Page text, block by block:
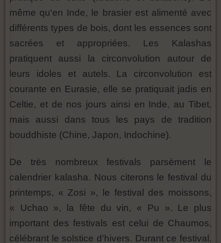
même qu'en Inde, le brasier est alimenté avec
différents types de bois, dont les essences sont
sacrées et appropriées. Les Kalashas
pratiquent aussi la circonvolution autour de
leurs idoles et autels. La circonvolution est
courante en Eurasie, elle se pratiquait jadis en
Celtie, et de nos jours ainsi en Inde, au Tibet,
mais aussi dans tous les pays de tradition
bouddhiste (Chine, Japon, Indochine).
De très nombreux festivals parsèment le
calendrier kalasha. Nous citerons le festival du
printemps, « Zosi », le festival des moissons,
« Uchao », la fête du vin, « Pu ». Le plus
important des festivals est celui de Chaumos,
célébrant le solstice d'hivers. Durant ce festival,